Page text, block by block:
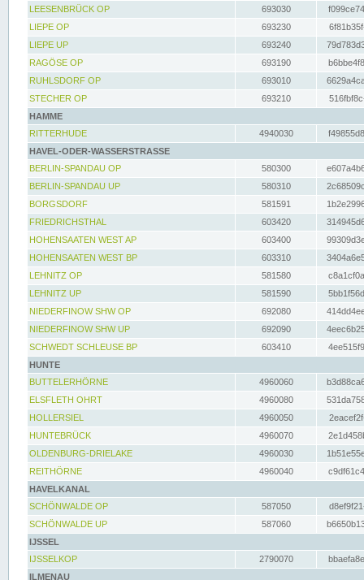
LEESENBRÜCK OP
693030
LIEPE OP
693230
LIEPE UP
693240
RAGÖSE OP
693190
RUHLSDORF OP
693010
STECHER OP
693210
HAMME
RITTERHUDE
4940030
HAVEL-ODER-WASSERSTRASSE
BERLIN-SPANDAU OP
580300
BERLIN-SPANDAU UP
580310
BORGSDORF
581591
FRIEDRICHSTHAL
603420
HOHENSAATEN WEST AP
603400
HOHENSAATEN WEST BP
603310
LEHNITZ OP
581580
LEHNITZ UP
581590
NIEDERFINOW SHW OP
692080
NIEDERFINOW SHW UP
692090
SCHWEDT SCHLEUSE BP
603410
HUNTE
BUTTELERHÖRNE
4960060
ELSFLETH OHRT
4960080
HOLLERSIEL
4960050
HUNTEBRÜCK
4960070
OLDENBURG-DRIELAKE
4960030
REITHÖRNE
4960040
HAVELKANAL
SCHÖNWALDE OP
587050
SCHÖNWALDE UP
587060
IJSSEL
IJSSELKOP
2790070
ILMENAU